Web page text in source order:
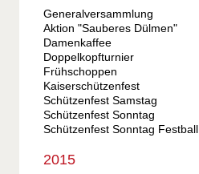
Generalversammlung
Aktion "Sauberes Dülmen"
Damenkaffee
Doppelkopfturnier
Frühschoppen
Kaiserschützenfest
Schützenfest Samstag
Schützenfest Sonntag
Schützenfest Sonntag Festball
2015